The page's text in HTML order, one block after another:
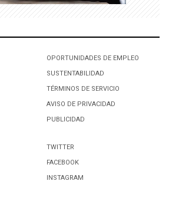
OPORTUNIDADES DE EMPLEO
SUSTENTABILIDAD
TÉRMINOS DE SERVICIO
AVISO DE PRIVACIDAD
PUBLICIDAD
TWITTER
FACEBOOK
INSTAGRAM